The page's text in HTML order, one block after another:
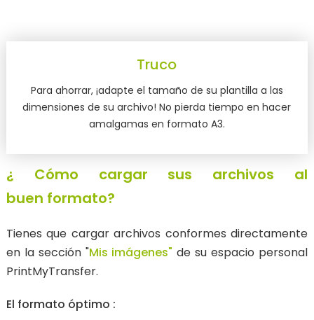
Truco
Para ahorrar, ¡adapte el tamaño de su plantilla a las
dimensiones de su archivo! No pierda tiempo en hacer
amalgamas en formato A3.
¿ Cómo cargar sus archivos al
buen formato?
Tienes que cargar archivos conformes directamente
en la sección "Mis imágenes" de su espacio personal
PrintMyTransfer.
El formato óptimo :